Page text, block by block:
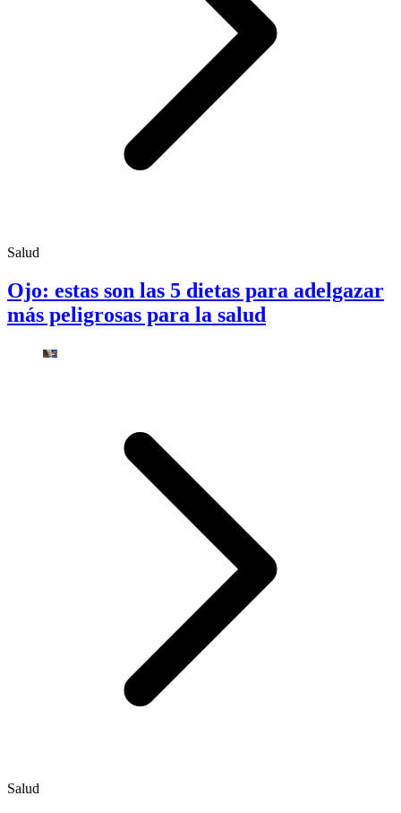
Salud
Ojo: estas son las 5 dietas para adelgazar
más peligrosas para la salud
Salud